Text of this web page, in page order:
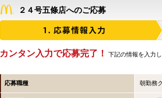
２４号五條店へのご応募
カンタン入力で応募完了！ 下記の情報を入力
応募職種 朝勤務